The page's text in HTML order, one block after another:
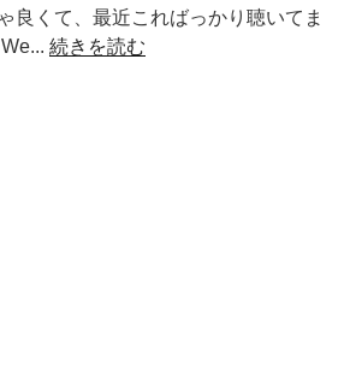
良くて、最近こればっかり聴いてま
続きを読む